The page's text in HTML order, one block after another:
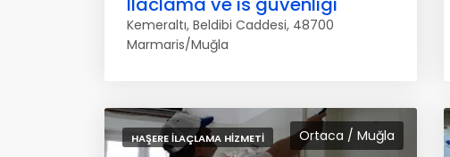
Kemeraltı, Beldibi Caddesi, 48700
Marmaris/Muğla
Ortaca / Muğla
HAŞERE İLAÇLAMA HIZMETI